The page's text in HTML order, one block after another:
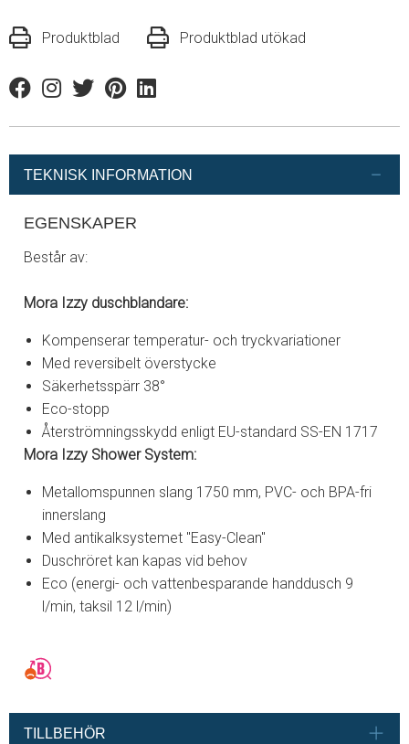
Produktblad Produktblad utökad
FacebookInstagram
TwitterPinterestLinkedin
TEKNISK INFORMATION
EGENSKAPER
Består av:
Mora Izzy duschblandare:
Kompenserar temperatur- och tryckvariationer
Med reversibelt överstycke
Säkerhetsspärr 38°
Eco-stopp
Återströmningsskydd enligt EU-standard SS-EN 1717
Mora Izzy Shower System:
Metallomspunnen slang 1750 mm, PVC- och BPA-fri
innerslang
Med antikalksystemet "Easy-Clean"
Duschröret kan kapas vid behov
Eco (energi- och vattenbesparande handdusch 9
l/min, taksil 12 l/min)
TILLBEHÖR